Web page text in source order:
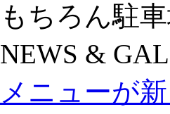
もちろん駐
NEWS &
メニューが